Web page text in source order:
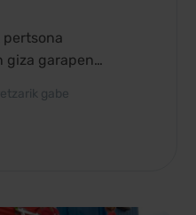
pertsona
giza garapen
gabe